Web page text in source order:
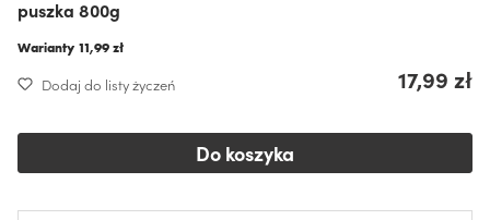
puszka 800g
Warianty 11,99 zł
Dodaj do listy życzeń 17,99 zł
Do koszyka